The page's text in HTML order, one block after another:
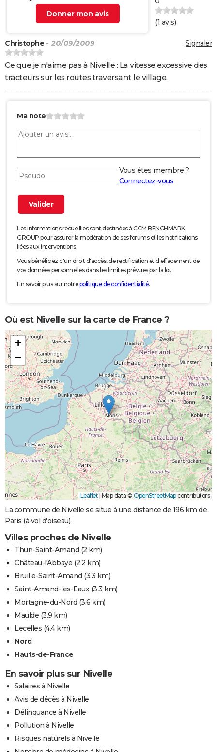
Donner mon avis
(1 avis)
Signaler
Christophe - 20/09/2009
Ce que je n'aime pas à Nivelle : La vitesse excessive des
tracteurs sur les routes traversant le village.
Ma note
Vous êtes membre ?
Connectez-vous
Les informations recueillies sont destinées à CCM BENCHMARK
GROUP pour assurer la modération de ses forums et les notifications
liées aux interventions.
Vous bénéficiez d'un droit d'accès, de rectification et d'effacement de
vos données personnelles dans les limites prévues par la loi.
En savoir plus sur notrepolitique de confidentialité.
Où est Nivelle sur la carte de France ?
+
−
Leaflet Map data © OpenStreetMapcontributors
La commune de Nivelle se situe à une distance de 196 km de
Paris (à vol d'oiseau).
Villes proches de Nivelle
Thun-Saint-Amand (2 km)
Château-l'Abbaye (2.2 km)
Bruille-Saint-Amand (3.3 km)
Saint-Amand-les-Eaux(3.3 km)
Mortagne-du-Nord (3.6 km)
Maulde (3.9 km)
Lecelles (4.4 km)
Nord
Hauts-de-France
En savoir plus sur Nivelle
Salaires à Nivelle
Avis de décès à Nivelle
Délinquance à Nivelle
Pollution à Nivelle
Risques naturels à Nivelle